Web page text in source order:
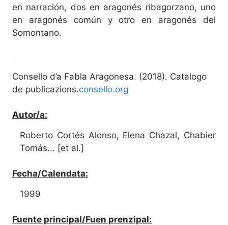
en narración, dos en aragonés ribagorzano, uno
en aragonés común y otro en aragonés del
Somontano.
Consello d’a Fabla Aragonesa. (2018). Catalogo
de publicazions.consello.org
Autor/a:
Roberto Cortés Alonso, Elena Chazal, Chabier
Tomás... [et al.]
Fecha/Calendata:
1999
Fuente principal/Fuen prenzipal: